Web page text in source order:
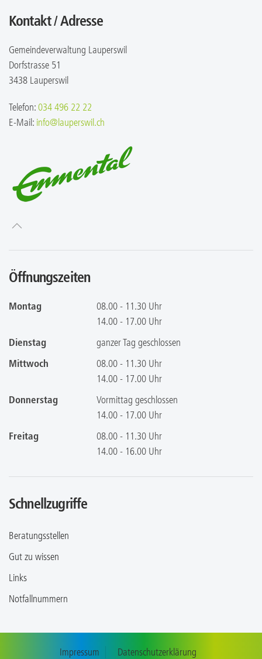
Kontakt / Adresse
Gemeindeverwaltung Lauperswil
Dorfstrasse 51
3438 Lauperswil
Telefon: 034 496 22 22
E-Mail: info@lauperswil.ch
Öffnungszeiten
Montag
08.00 - 11.30 Uhr
14.00 - 17.00 Uhr
Dienstag
ganzer Tag geschlossen
Mittwoch
08.00 - 11.30 Uhr
14.00 - 17.00 Uhr
Donnerstag
Vormittag geschlossen
14.00 - 17.00 Uhr
Freitag
08.00 - 11.30 Uhr
14.00 - 16.00 Uhr
Schnellzugriffe
Beratungsstellen
Gut zu wissen
Links
Notfallnummern
Impressum Datenschutzerklärung